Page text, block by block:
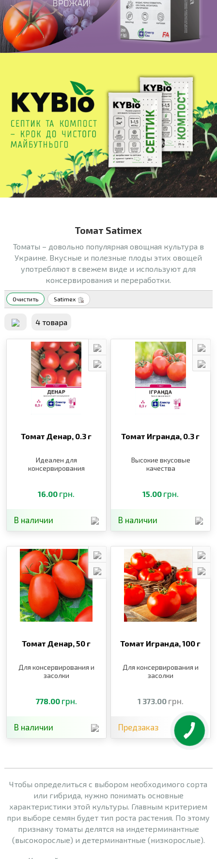
Томат Satimex
Томаты – довольно популярная овощная культура в
Украине. Вкусные и полезные плоды этих овощей
употребляют в свежем виде и используют для
консервирования и переработки.
Очистить Satimex
4 товара
Томат Денар, 0.3 г
Идеален для
консервирования
16.00 грн.
В наличии
Томат Игранда, 0.3 г
Высокие вкусовые
качества
15.00 грн.
В наличии
Томат Денар,50 г
Для консервирования и
засолки
778.00 грн.
В наличии
Томат Игранда,100 г
Для консервирования и
засолки
1 373.00 грн.
Предзаказ
Чтобы определиться с выбором необходимого сорта
или гибрида, нужно понимать основные
характеристики этой культуры. Главным критерием
при выборе семян будет тип роста растения. По этому
признаку томаты делятся на индетерминантные
(высокорослые) и детерминантные (низкорослые).